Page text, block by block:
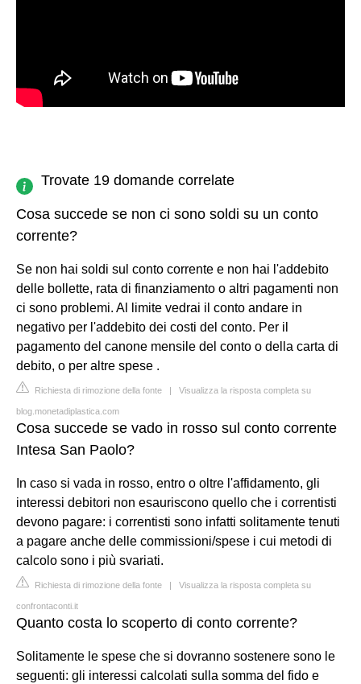
Trovate 19 domande correlate
Cosa succede se non ci sono soldi su un conto
corrente?
Se non hai soldi sul conto corrente e non hai l'addebito
delle bollette, rata di finanziamento o altri pagamenti non
ci sono problemi. Al limite vedrai il conto andare in
negativo per l'addebito dei costi del conto. Per il
pagamento del canone mensile del conto o della carta di
debito, o per altre spese .
Richiesta di rimozione della fonte | Visualizza la risposta completa su
blog.monetadiplastica.com
Cosa succede se vado in rosso sul conto corrente
Intesa San Paolo?
In caso si vada in rosso, entro o oltre l'affidamento, gli
interessi debitori non esauriscono quello che i correntisti
devono pagare: i correntisti sono infatti solitamente tenuti
a pagare anche delle commissioni/spese i cui metodi di
calcolo sono i più svariati.
Richiesta di rimozione della fonte | Visualizza la risposta completa su
confrontaconti.it
Quanto costa lo scoperto di conto corrente?
Solitamente le spese che si dovranno sostenere sono le
seguenti: gli interessi calcolati sulla somma del fido e